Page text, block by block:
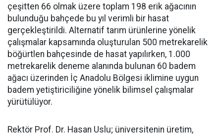
çeşitten 66 olmak üzere toplam 198 erik ağacının
bulunduğu bahçede bu yıl verimli bir hasat
gerçekleştirildi. Alternatif tarım ürünlerine yönelik
çalışmalar kapsamında oluşturulan 500 metrekarelik
böğürtlen bahçesinde de hasat yapılırken, 1.000
metrekarelik deneme alanında bulunan 60 badem
ağacı üzerinden İç Anadolu Bölgesi iklimine uygun
badem yetiştiriciliğine yönelik bilimsel çalışmalar
yürütülüyor.
Rektör Prof. Dr. Hasan Uslu; üniversitenin üretim,